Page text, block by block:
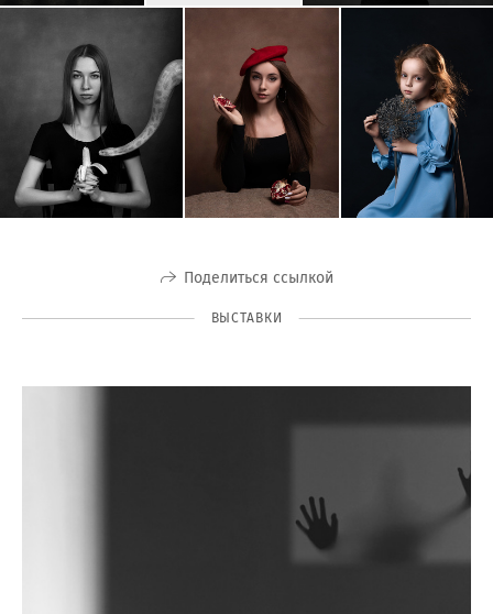
Поделиться ссылкой
ВЫСТАВКИ